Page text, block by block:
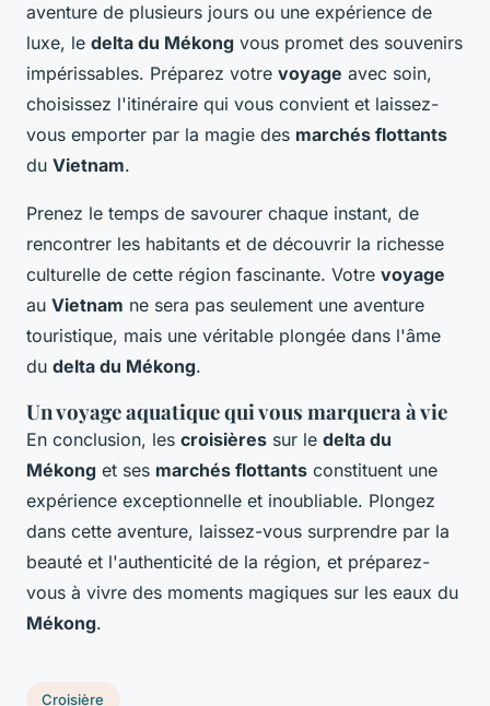
aventure de plusieurs jours ou une expérience de
luxe, le delta du Mékong vous promet des souvenirs
impérissables. Préparez votre voyage avec soin,
choisissez l'itinéraire qui vous convient et laissez-
vous emporter par la magie des marchés flottants
du Vietnam.
Prenez le temps de savourer chaque instant, de
rencontrer les habitants et de découvrir la richesse
culturelle de cette région fascinante. Votre voyage
au Vietnam ne sera pas seulement une aventure
touristique, mais une véritable plongée dans l'âme
du delta du Mékong.
Un voyage aquatique qui vous marquera à vie
En conclusion, les croisières sur le delta du
Mékong et ses marchés flottants constituent une
expérience exceptionnelle et inoubliable. Plongez
dans cette aventure, laissez-vous surprendre par la
beauté et l'authenticité de la région, et préparez-
vous à vivre des moments magiques sur les eaux du
Mékong.
Croisière